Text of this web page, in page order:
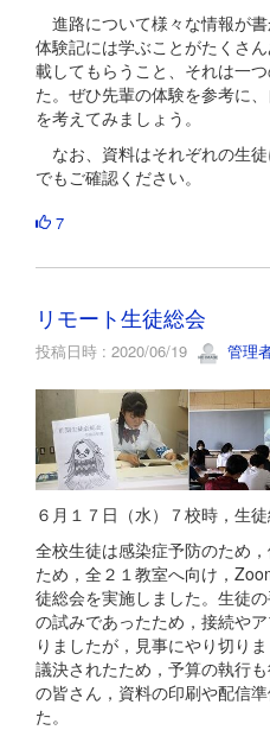
進路について様々な情報が
体験記には学ぶことがたくさ
載してもらうこと、それは一
た。ぜひ先輩の体験を参考に
を考えてみましょう。
なお、資料はそれぞれの生
でもご確認ください。
7
リモート生徒総会
投稿日時 : 2020/06/19 管理
６月１７日（水）７校時，生
全校生徒は感染症予防のため
ため，全２１教室へ向け，
徒総会を実施しました。生徒
の試みであったため，接続や
りましたが，見事にやり切り
議決されたため，予算の執行
の皆さん，資料の印刷や配信
た。